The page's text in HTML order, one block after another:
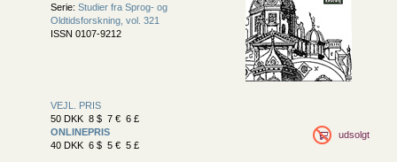
Serie: Studier fra Sprog- og
Oldtidsforskning, vol. 321
ISSN 0107-9212
VEJL. PRIS
50 DKK 8 $ 7 € 6 £
ONLINEPRIS
40 DKK 6 $ 5 € 5 £
udsolgt